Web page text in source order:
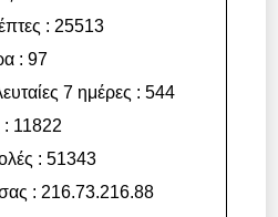
: 25513
: 97
7 ημέρες : 544
: 11822
: 51343
: 216.73.216.88